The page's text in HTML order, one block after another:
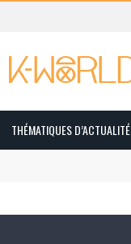
THÉMATIQUES D’ACTUALITÉ